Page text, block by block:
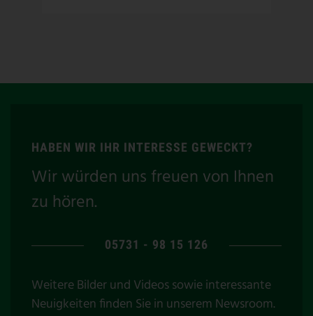
HABEN WIR IHR INTERESSE GEWECKT?
Wir würden uns freuen von Ihnen
zu hören.
05731 - 98 15 126
Weitere Bilder und Videos sowie interessante
Neuigkeiten finden Sie in unserem Newsroom.